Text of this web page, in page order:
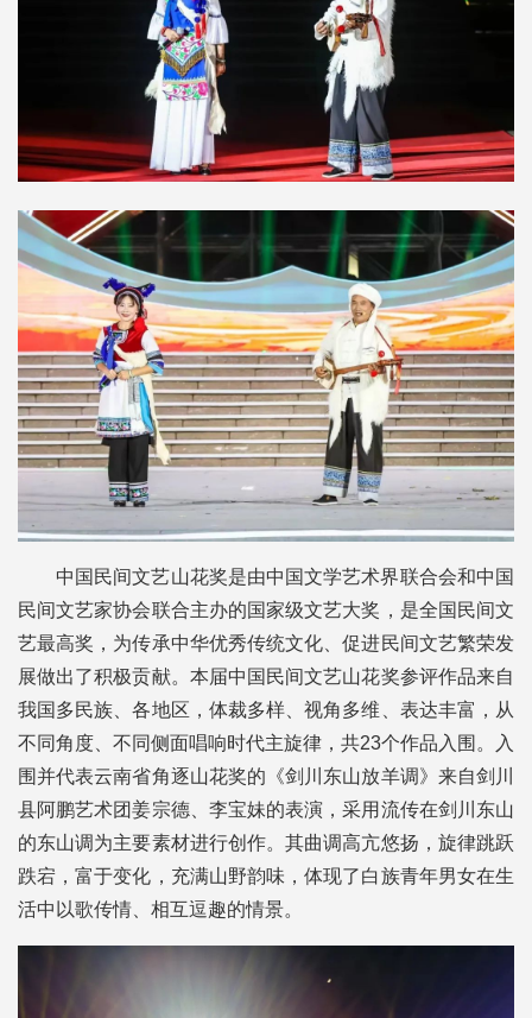
中国民间文艺山花奖是由中国文学艺术界联合会和中国
民间文艺家协会联合主办的国家级文艺大奖，是全国民间文
艺最高奖，为传承中华优秀传统文化、促进民间文艺繁荣发
展做出了积极贡献。本届中国民间文艺山花奖参评作品来自
我国多民族、各地区，体裁多样、视角多维、表达丰富，从
不同角度、不同侧面唱响时代主旋律，共23个作品入围。入
围并代表云南省角逐山花奖的《剑川东山放羊调》来自剑川
县阿鹏艺术团姜宗德、李宝妹的表演，采用流传在剑川东山
的东山调为主要素材进行创作。其曲调高亢悠扬，旋律跳跃
跌宕，富于变化，充满山野韵味，体现了白族青年男女在生
活中以歌传情、相互逗趣的情景。